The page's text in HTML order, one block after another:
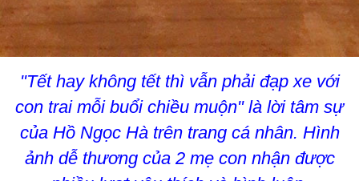
"Tết hay không tết thì vẫn phải đạp xe với
con trai mỗi buổi chiều muộn" là lời tâm sự
của Hồ Ngọc Hà trên trang cá nhân. Hình
ảnh dễ thương của 2 mẹ con nhận được